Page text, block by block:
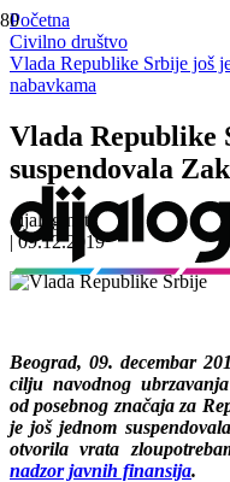
Početna
Civilno društvo
Vlada Republike Srbije još
nabavkama
Vlada Republike
suspendovala
dijalog.net
|09.12.2019
Beograd, 09. decembar
cilju navodnog
od posebnog značaja za
je još jednom
otvorila vrata
nadzor javnih finansija.